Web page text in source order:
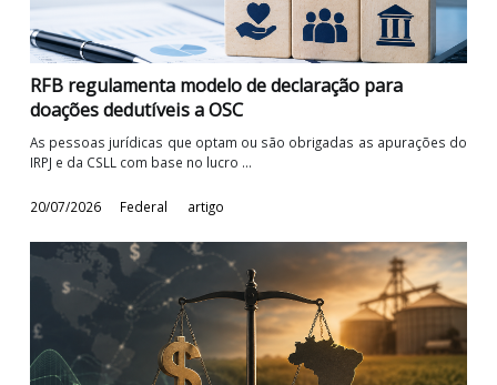
O Ministério do Trabalho e Emprego (MTE) prorrogou o prazo
realização da migração cadastral ...
22/07/2026 Federal artigo